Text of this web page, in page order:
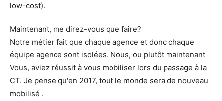
low-cost).
Maintenant, me direz-vous que faire?
Notre métier fait que chaque agence et donc chaque
équipe agence sont isolées. Nous, ou plutôt maintenant
Vous, aviez réussit à vous mobiliser lors du passage à la
CT. Je pense qu'en 2017, tout le monde sera de nouveau
mobilisé .